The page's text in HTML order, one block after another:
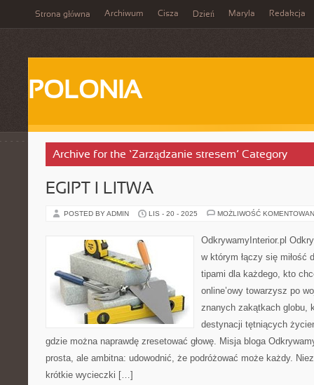
Strona główna Archiwum Cisza Dzień Maryla Redakcja
POLONIA
Archive for the ‘Zarządzanie stresem’ Category
EGIPT I LITWA
POSTED BY ADMIN LIS - 20 - 2025 MOŻLIWOŚĆ
OdkrywamyInterior.pl
w którym łączy się miłość
tipami dla każdego, kto
online’owy towarzysz po
znanych zakątkach globu,
destynacji tętniących
gdzie można naprawdę zresetować głowę. Misja bloga
prosta, ale ambitna: udowodnić, że podróżować może każdy.
krótkie wycieczki […]